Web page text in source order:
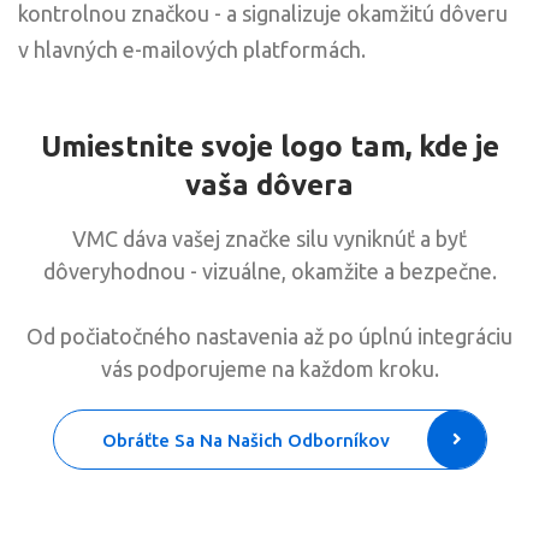
kontrolnou značkou - a signalizuje okamžitú dôveru
v hlavných e-mailových platformách.
Umiestnite svoje logo tam, kde je
vaša dôvera
VMC dáva vašej značke silu vyniknúť a byť
dôveryhodnou - vizuálne, okamžite a bezpečne.
Od počiatočného nastavenia až po úplnú integráciu
vás podporujeme na každom kroku.
Obráťte Sa Na Našich Odborníkov